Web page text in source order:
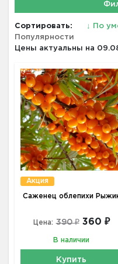
Сортировать: ↓ По
Популярности
Цены актуальны на
Акция
Саженец облепихи
Цена: 390 ₽ 360 ₽
В наличии
Купить